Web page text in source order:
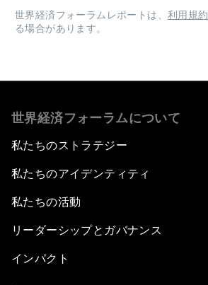
世界経済フォーラムレポートは、 利用規約
る場合があります。
世界経済フォーラムについて
私たちのストラテジー
私たちのアイデンティティ
私たちの活動
リーダーシップとガバナンス
インパクト